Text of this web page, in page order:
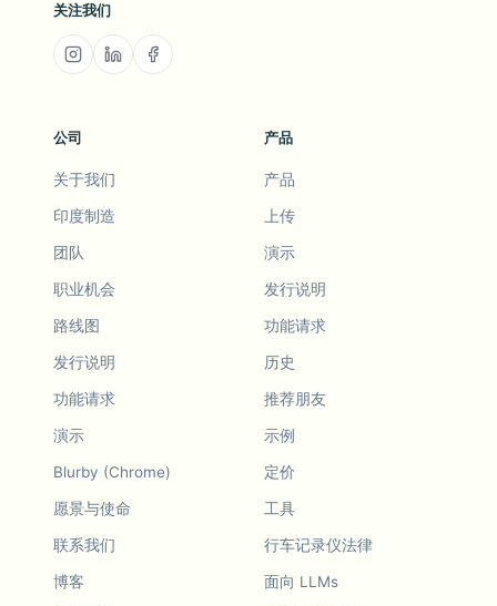
关注我们
公司
关于我们
印度制造
团队
职业机会
路线图
发行说明
功能请求
演示
Blurby (Chrome)
愿景与使命
联系我们
博客
产品
产品
上传
演示
发行说明
功能请求
历史
推荐朋友
示例
定价
工具
行车记录仪法律
面向 LLMs